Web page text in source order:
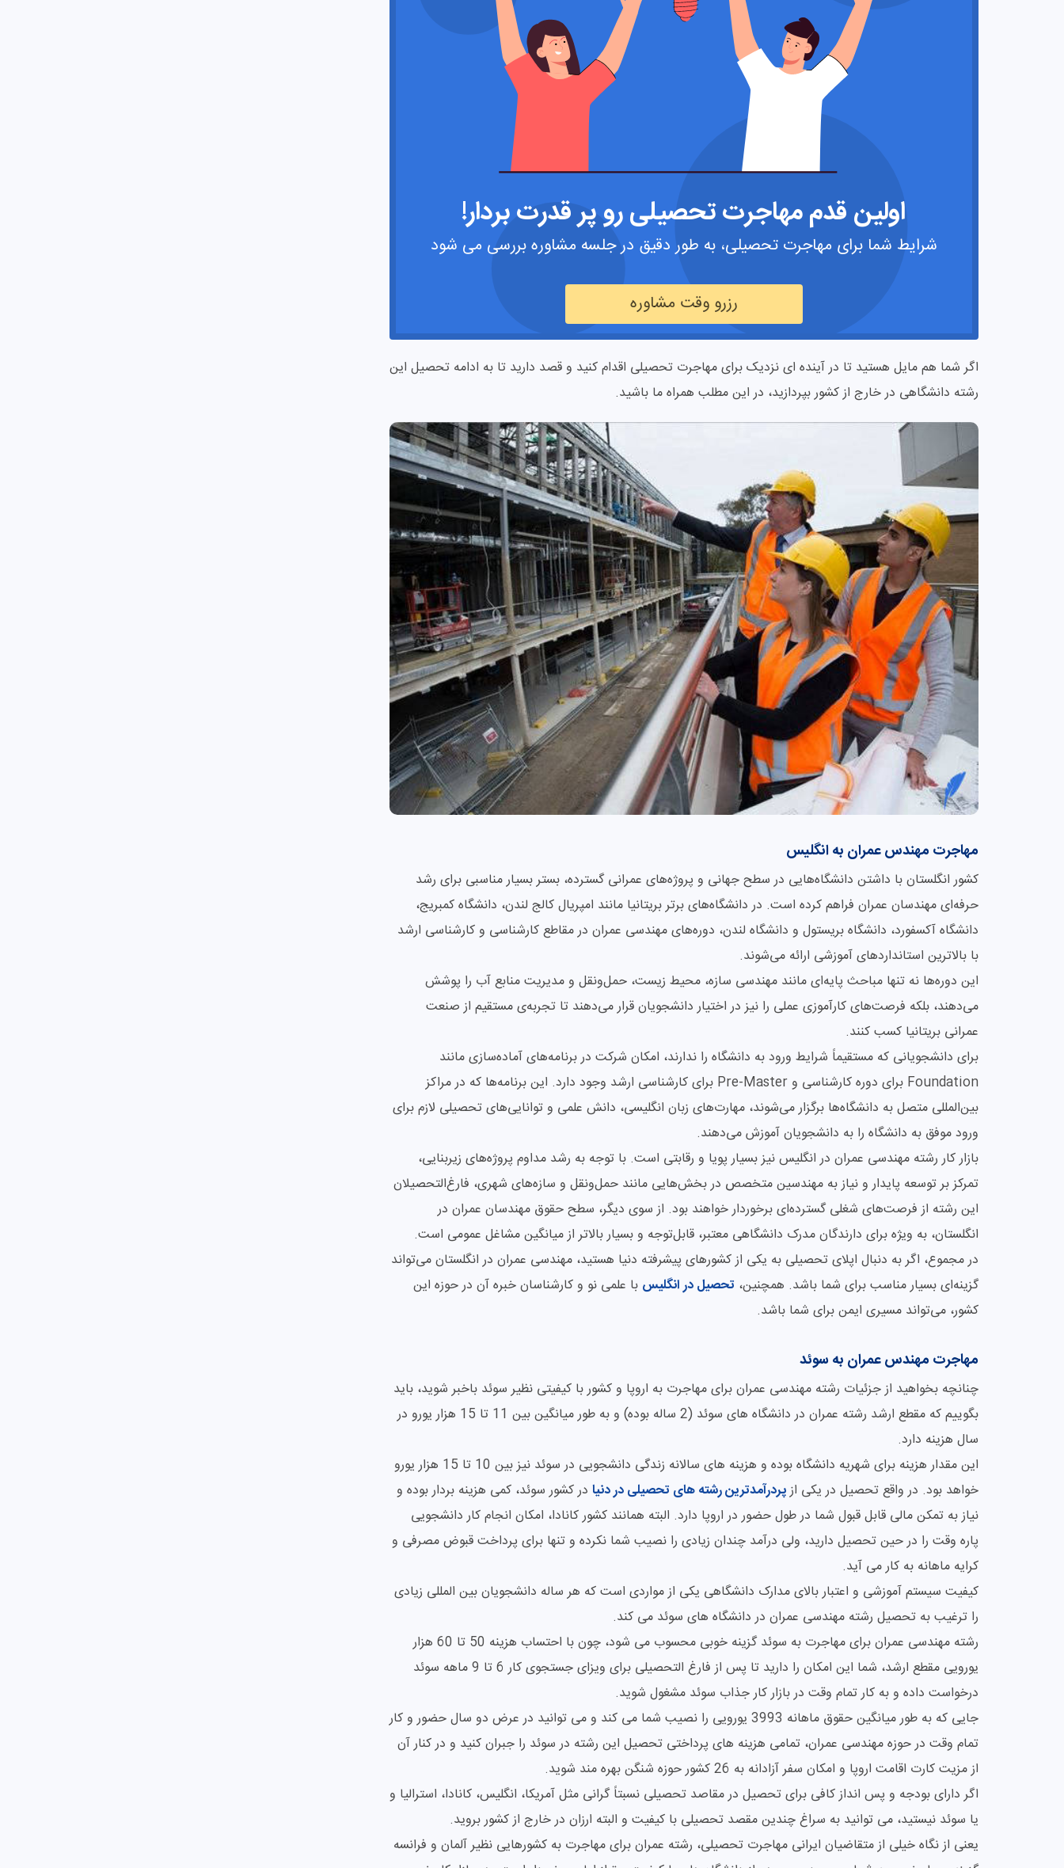
اولین قدم مهاجرت تحصیلی رو پر قدرت بردار!
شرایط شما برای مهاجرت تحصیلی، به طور دقیق در جلسه مشاوره بررسی می شود
رزرو وقت مشاوره
اگر شما هم مایل هستید تا در آینده ای نزدیک برای مهاجرت تحصیلی اقدام کنید و قصد دارید تا به ادامه تحصیل این
رشته دانشگاهی در خارج از کشور بپردازید، در این مطلب همراه ما باشید.
مهاجرت مهندس عمران به انگلیس
کشور انگلستان با داشتن دانشگاه‌هایی در سطح جهانی و پروژه‌های عمرانی گسترده، بستر بسیار مناسبی برای رشد
حرفه‌ای مهندسان عمران فراهم کرده است. در دانشگاه‌های برتر بریتانیا مانند امپریال کالج لندن، دانشگاه کمبریج،
دانشگاه آکسفورد، دانشگاه بریستول و دانشگاه لندن، دوره‌های مهندسی عمران در مقاطع کارشناسی و کارشناسی ارشد
با بالاترین استانداردهای آموزشی ارائه می‌شوند.
این دوره‌ها نه تنها مباحث پایه‌ای مانند مهندسی سازه، محیط زیست، حمل‌ونقل و مدیریت منابع آب را پوشش
می‌دهند، بلکه فرصت‌های کارآموزی عملی را نیز در اختیار دانشجویان قرار می‌دهند تا تجربه‌ی مستقیم از صنعت
عمرانی بریتانیا کسب کنند.
برای دانشجویانی که مستقیماً شرایط ورود به دانشگاه را ندارند، امکان شرکت در برنامه‌های آماده‌سازی مانند
Foundation برای دوره کارشناسی و Pre-Master برای کارشناسی ارشد وجود دارد. این برنامه‌ها که در مراکز
بین‌المللی متصل به دانشگاه‌ها برگزار می‌شوند، مهارت‌های زبان انگلیسی، دانش علمی و توانایی‌های تحصیلی لازم برای
ورود موفق به دانشگاه را به دانشجویان آموزش می‌دهند.
بازار کار رشته مهندسی عمران در انگلیس نیز بسیار پویا و رقابتی است. با توجه به رشد مداوم پروژه‌های زیربنایی،
تمرکز بر توسعه پایدار و نیاز به مهندسین متخصص در بخش‌هایی مانند حمل‌ونقل و سازه‌های شهری، فارغ‌التحصیلان
این رشته از فرصت‌های شغلی گسترده‌ای برخوردار خواهند بود. از سوی دیگر، سطح حقوق مهندسان عمران در
انگلستان، به ویژه برای دارندگان مدرک دانشگاهی معتبر، قابل‌توجه و بسیار بالاتر از میانگین مشاغل عمومی است.
در مجموع، اگر به دنبال اپلای تحصیلی به یکی از کشورهای پیشرفته دنیا هستید، مهندسی عمران در انگلستان می‌تواند
گزینه‌ای بسیار مناسب برای شما باشد. همچنین، تحصیل در انگلیس با علمی نو و کارشناسان خبره آن در حوزه این
کشور، می‌تواند مسیری ایمن برای شما باشد.
مهاجرت مهندس عمران به سوئد
چنانچه بخواهید از جزئیات رشته مهندسی عمران برای مهاجرت به اروپا و کشور با کیفیتی نظیر سوئد باخبر شوید، باید
بگوییم که مقطع ارشد رشته عمران در دانشگاه های سوئد (2 ساله بوده) و به طور میانگین بین 11 تا 15 هزار یورو در
سال هزینه دارد.
این مقدار هزینه برای شهریه دانشگاه بوده و هزینه های سالانه زندگی دانشجویی در سوئد نیز بین 10 تا 15 هزار یورو
خواهد بود. در واقع تحصیل در یکی ازپردرآمدترین رشته های تحصیلی در دنیا در کشور سوئد، کمی هزینه بردار بوده و
نیاز به تمکن مالی قابل قبول شما در طول حضور در اروپا دارد. البته همانند کشور کانادا، امکان انجام کار دانشجویی
پاره وقت را در حین تحصیل دارید، ولی درآمد چندان زیادی را نصیب شما نکرده و تنها برای پرداخت قبوض مصرفی و
کرایه ماهانه به کار می آید.
کیفیت سیستم آموزشی و اعتبار بالای مدارک دانشگاهی یکی از مواردی است که هر ساله دانشجویان بین المللی زیادی
را ترغیب به تحصیل رشته مهندسی عمران در دانشگاه های سوئد می کند.
رشته مهندسی عمران برای مهاجرت به سوئد گزینه خوبی محسوب می شود، چون با احتساب هزینه 50 تا 60 هزار
یورویی مقطع ارشد، شما این امکان را دارید تا پس از فارغ التحصیلی برای ویزای جستجوی کار 6 تا 9 ماهه سوئد
درخواست داده و به کار تمام وقت در بازار کار جذاب سوئد مشغول شوید.
جایی که به طور میانگین حقوق ماهانه 3993 یورویی را نصیب شما می کند و می توانید در عرض دو سال حضور و کار
تمام وقت در حوزه مهندسی عمران، تمامی هزینه های پرداختی تحصیل این رشته در سوئد را جبران کنید و در کنار آن
از مزیت کارت اقامت اروپا و امکان سفر آزادانه به 26 کشور حوزه شنگن بهره مند شوید.
اگر دارای بودجه و پس انداز کافی برای تحصیل در مقاصد تحصیلی نسبتاً گرانی مثل آمریکا، انگلیس، کانادا، استرالیا و
یا سوئد نیستید، می توانید به سراغ چندین مقصد تحصیلی با کیفیت و البته ارزان در خارج از کشور بروید.
یعنی از نگاه خیلی از متقاضیان ایرانی مهاجرت تحصیلی، رشته عمران برای مهاجرت به کشورهایی نظیر آلمان و فرانسه